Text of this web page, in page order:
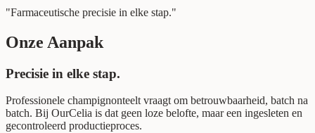
"Farmaceutische precisie in elke stap."
Onze Aanpak
Precisie in elke stap.
Professionele champignonteelt vraagt om betrouwbaarheid, batch na
batch. Bij OurCelia is dat geen loze belofte, maar een ingesleten en
gecontroleerd productieproces.